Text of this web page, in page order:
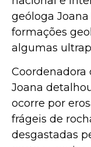
geóloga Joana
formações
algumas
Coordenadora
Joana
ocorre por
frágeis de
desgastadas